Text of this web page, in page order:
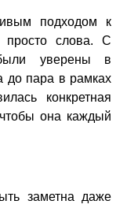
подходом к
слова. С
уверены в
до пара в рамках
конкретная
она каждый
заметна даже